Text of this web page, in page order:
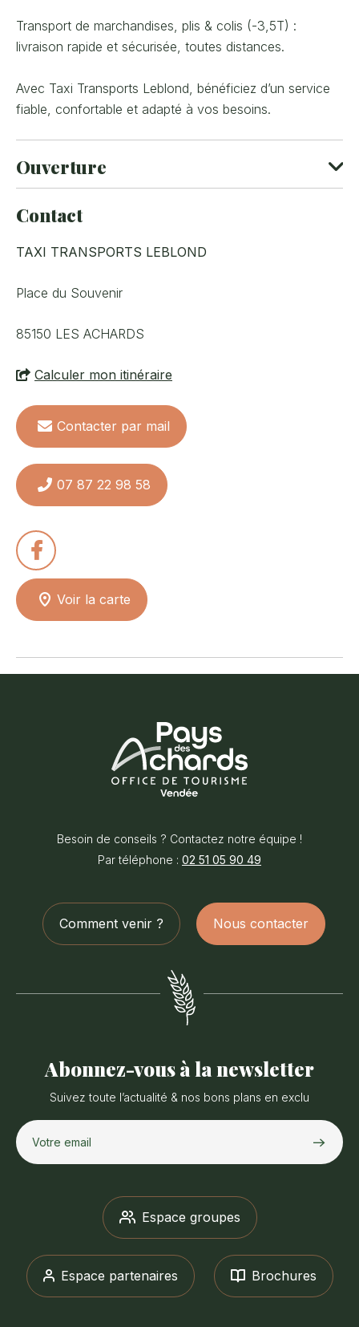
Transport de marchandises, plis & colis (-3,5T) :
livraison rapide et sécurisée, toutes distances.
Avec Taxi Transports Leblond, bénéficiez d’un service
fiable, confortable et adapté à vos besoins.
Ouverture
Ouvert toute l'année.
Contact
TAXI TRANSPORTS LEBLOND
Place du Souvenir
85150 LES ACHARDS
Calculer mon itinéraire
Contacter par mail
07 87 22 98 58
Consulter
la
page
Facebook
Voir la carte
Tourisme
du
Achards
Besoin de conseils ? Contactez notre équipe !
Par téléphone : 02 51 05 90 49
Comment venir ? Nous contacter
Abonnez-vous à la newsletter
Suivez toute l’actualité & nos bons plans en exclu
Votre email
Espace groupes
Espace partenaires Brochures